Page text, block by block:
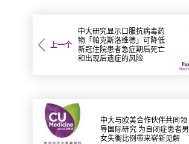
上一个
中大研究显示口服抗病毒药
物「帕克斯洛维德」可降低
新冠住院患者急症期后死亡
和出现后遗症的风险
中大与欧美合作伙伴共同领
导国际研究 为自闭症患者男
女失衡比例带来崭新见解